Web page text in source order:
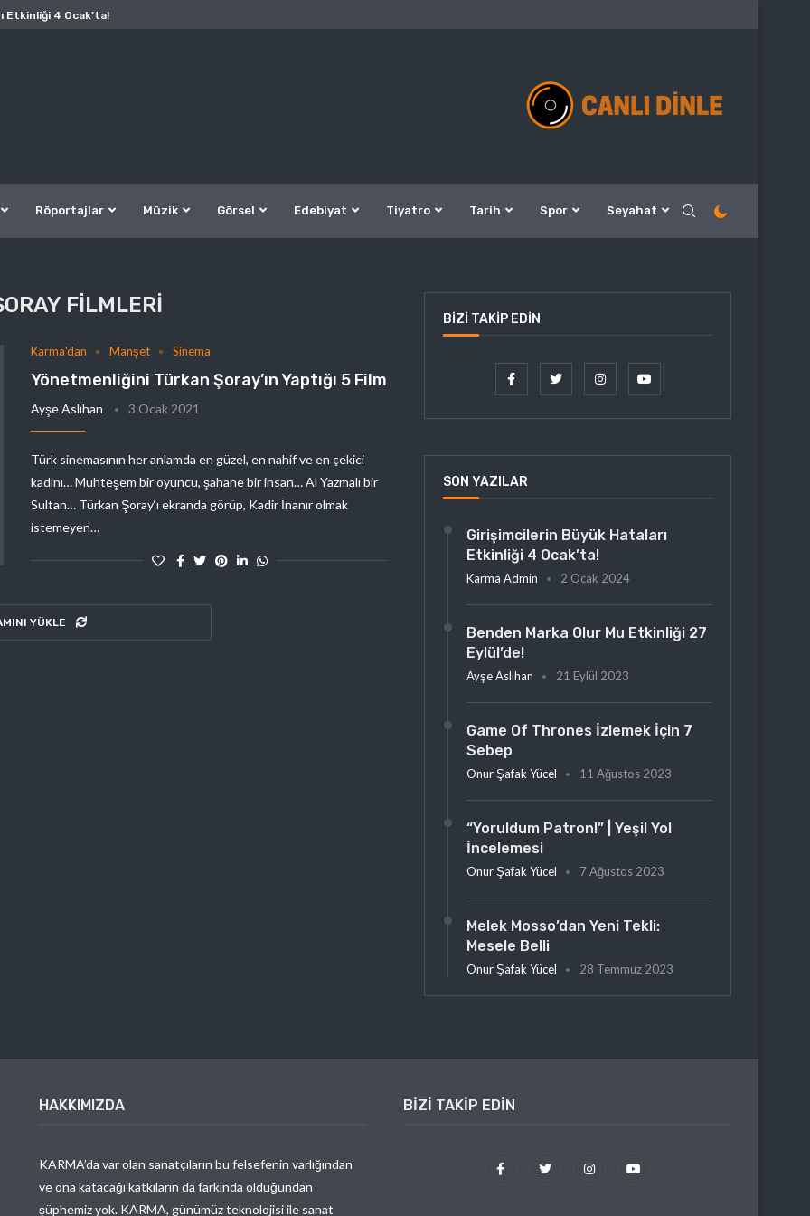
Etkinliği 4 Ocak’ta!
Röportajlar Müzik Görsel Edebiyat Tiyatro Tarih Spor Seyahat
FILMLERI
Karma'dan Manşet Sinema
Yönetmenliğini Türkan Şoray’ın Yaptığı 5 Film
Ayşe Aslıhan 3 Ocak 2021
Türk sinemasının her anlamda en güzel, en nahif ve en çekici
kadını… Muhteşem bir oyuncu, şahane bir insan… Al Yazmalı bir
Sultan… Türkan Şoray‘ı ekranda görüp, Kadir İnanır olmak
istemeyen…
YÜKLE
BIZI TAKIP EDIN
SON YAZILAR
Girişimcilerin Büyük Hataları
Etkinliği 4 Ocak’ta!
Karma Admin 2 Ocak 2024
Benden Marka Olur Mu Etkinliği 27
Eylül’de!
Ayşe Aslıhan 21 Eylül 2023
Game Of Thrones İzlemek İçin 7
Sebep
Onur Şafak Yücel 11 Ağustos 2023
“Yoruldum Patron!” | Yeşil Yol
İncelemesi
Onur Şafak Yücel 7 Ağustos 2023
Melek Mosso’dan Yeni Tekli:
Mesele Belli
Onur Şafak Yücel 28 Temmuz 2023
HAKKIMIZDA
KARMA’da var olan sanatçıların bu felsefenin varlığından
ve ona katacağı katkıların da farkında olduğundan
şüphemiz yok. KARMA, günümüz teknolojisi ile sanat
BIZI TAKIP EDIN